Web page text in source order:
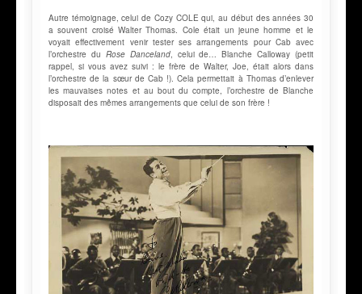
Autre témoignage, celui de Cozy COLE qui, au début des années 30
a souvent croisé Walter Thomas. Cole était un jeune homme et le
voyait effectivement venir tester ses arrangements pour Cab avec
l’orchestre du Rose Danceland, celui de… Blanche Calloway (petit
rappel, si vous avez suivi : le frère de Walter, Joe, était alors dans
l’orchestre de la sœur de Cab !). Cela permettait à Thomas d’enlever
les mauvaises notes et au bout du compte, l’orchestre de Blanche
disposait des mêmes arrangements que celui de son frère !